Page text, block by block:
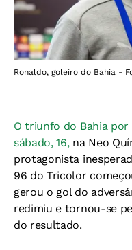
Ronaldo, goleiro do Bahia -
O triunfo do Bahia por
sábado, 16, na Neo
protagonista
96 do Tricolor
gerou o gol do
redimiu e tornou-se
do resultado.